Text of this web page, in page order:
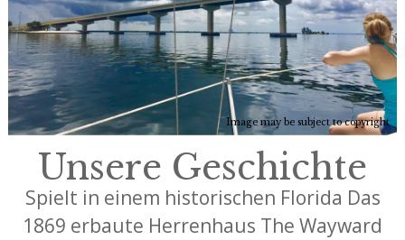
Image may be subject to copyright
Unsere Geschichte
Spielt in einem historischen Florida Das
1869 erbaute Herrenhaus The Wayward